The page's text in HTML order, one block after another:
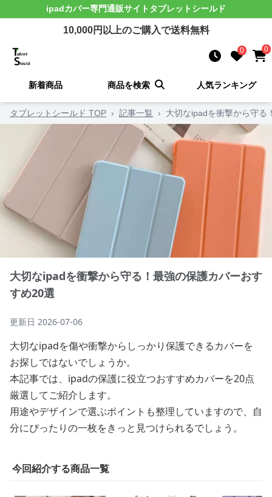
ipadカバー専門通販サイト タブレットシールド
10,000円以上のご購入で送料無料
0 0
新着商品 商品を検索 人気ランキング
タブレットシールド TOP › 記事一覧 › 大切なipadを衝撃から守る
大切なipadを衝撃から守る！最強の保護カバーおす
すめ20選
更新日 2026-07-06
大切なipadを傷や衝撃からしっかり保護できるカバーを
お探しではないでしょうか。
本記事では、ipadの保護に役立つおすすめカバーを20点
厳選してご紹介します。
用途やデザインで選ぶポイントも整理していますので、自
分にぴったりの一枚をきっと見つけられるでしょう。
今回紹介する商品一覧